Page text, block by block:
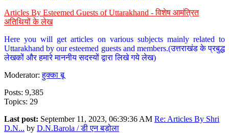
Articles By Esteemed Guests of Uttarakhand - विशेष आमंत्रित
अतिथियों के लेख
Here you will get articles on various subjects mainly related to
Uttarakhand by our esteemed guests and members.(उत्तराखंड के प्रबुद्ध
लेखकों और हमारे माननीय सदस्यों द्वारा लिखे गये लेख)
Moderator:हुक्का बू
Posts: 9,385
Topics: 29
Last post: September 11, 2023, 06:39:36 AM Re: Articles By Shri
D.N... by D.N.Barola / डी एन बड़ोला